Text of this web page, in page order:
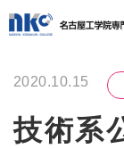
2020.10.15
技術系